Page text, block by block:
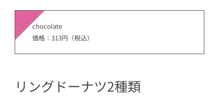
chocolate
価格：313円（税込）
リングドーナツ2種類